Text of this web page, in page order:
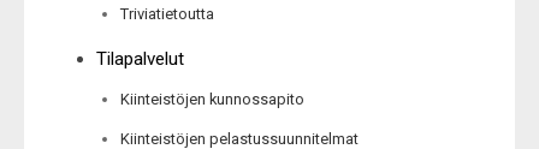
Triviatietoutta
Tilapalvelut
Kiinteistöjen kunnossapito
Kiinteistöjen pelastussuunnitelmat